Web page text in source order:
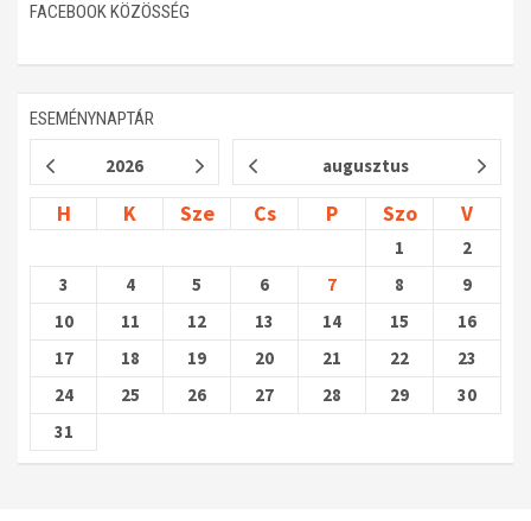
FACEBOOK KÖZÖSSÉG
ESEMÉNYNAPTÁR
2026 augusztus
H K Sze Cs P Szo V
1
2
3
4 5 6 7 8
9
10
11 12 13 14 15
16
17
18 19 20 21 22
23
24
25 26 27 28 29
30
31